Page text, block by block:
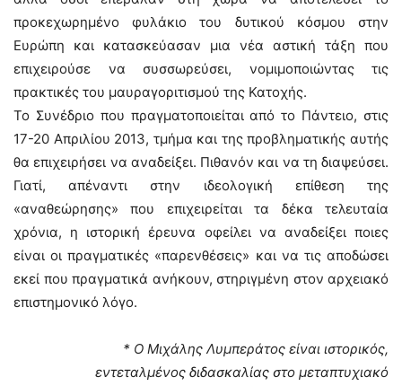
προκεχωρημένο φυλάκιο του δυτικού κόσμου στην
Ευρώπη και κατασκεύασαν μια νέα αστική τάξη που
επιχειρούσε να συσσωρεύσει, νομιμοποιώντας τις
πρακτικές του μαυραγοριτισμού της Κατοχής.
Το Συνέδριο που πραγματοποιείται από το Πάντειο, στις
17-20 Απριλίου 2013, τμήμα και της προβληματικής αυτής
θα επιχειρήσει να αναδείξει. Πιθανόν και να τη διαψεύσει.
Γιατί, απέναντι στην ιδεολογική επίθεση της
«αναθεώρησης» που επιχειρείται τα δέκα τελευταία
χρόνια, η ιστορική έρευνα οφείλει να αναδείξει ποιες
είναι οι πραγματικές «παρενθέσεις» και να τις αποδώσει
εκεί που πραγματικά ανήκουν, στηριγμένη στον αρχειακό
επιστημονικό λόγο.
* Ο Μιχάλης Λυμπεράτος είναι ιστορικός,
εντεταλμένος διδασκαλίας στο μεταπτυχιακό